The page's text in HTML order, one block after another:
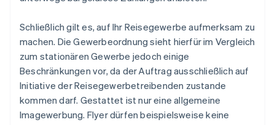
Schließlich gilt es, auf Ihr Reisegewerbe aufmerksam zu
machen. Die Gewerbeordnung sieht hierfür im Vergleich
zum stationären Gewerbe jedoch einige
Beschränkungen vor, da der Auftrag ausschließlich auf
Initiative der Reisegewerbetreibenden zustande
kommen darf. Gestattet ist nur eine allgemeine
Imagewerbung. Flyer dürfen beispielsweise keine